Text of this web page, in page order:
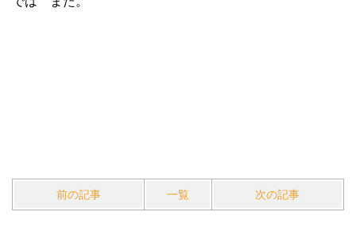
前の記事 一覧 次の記事